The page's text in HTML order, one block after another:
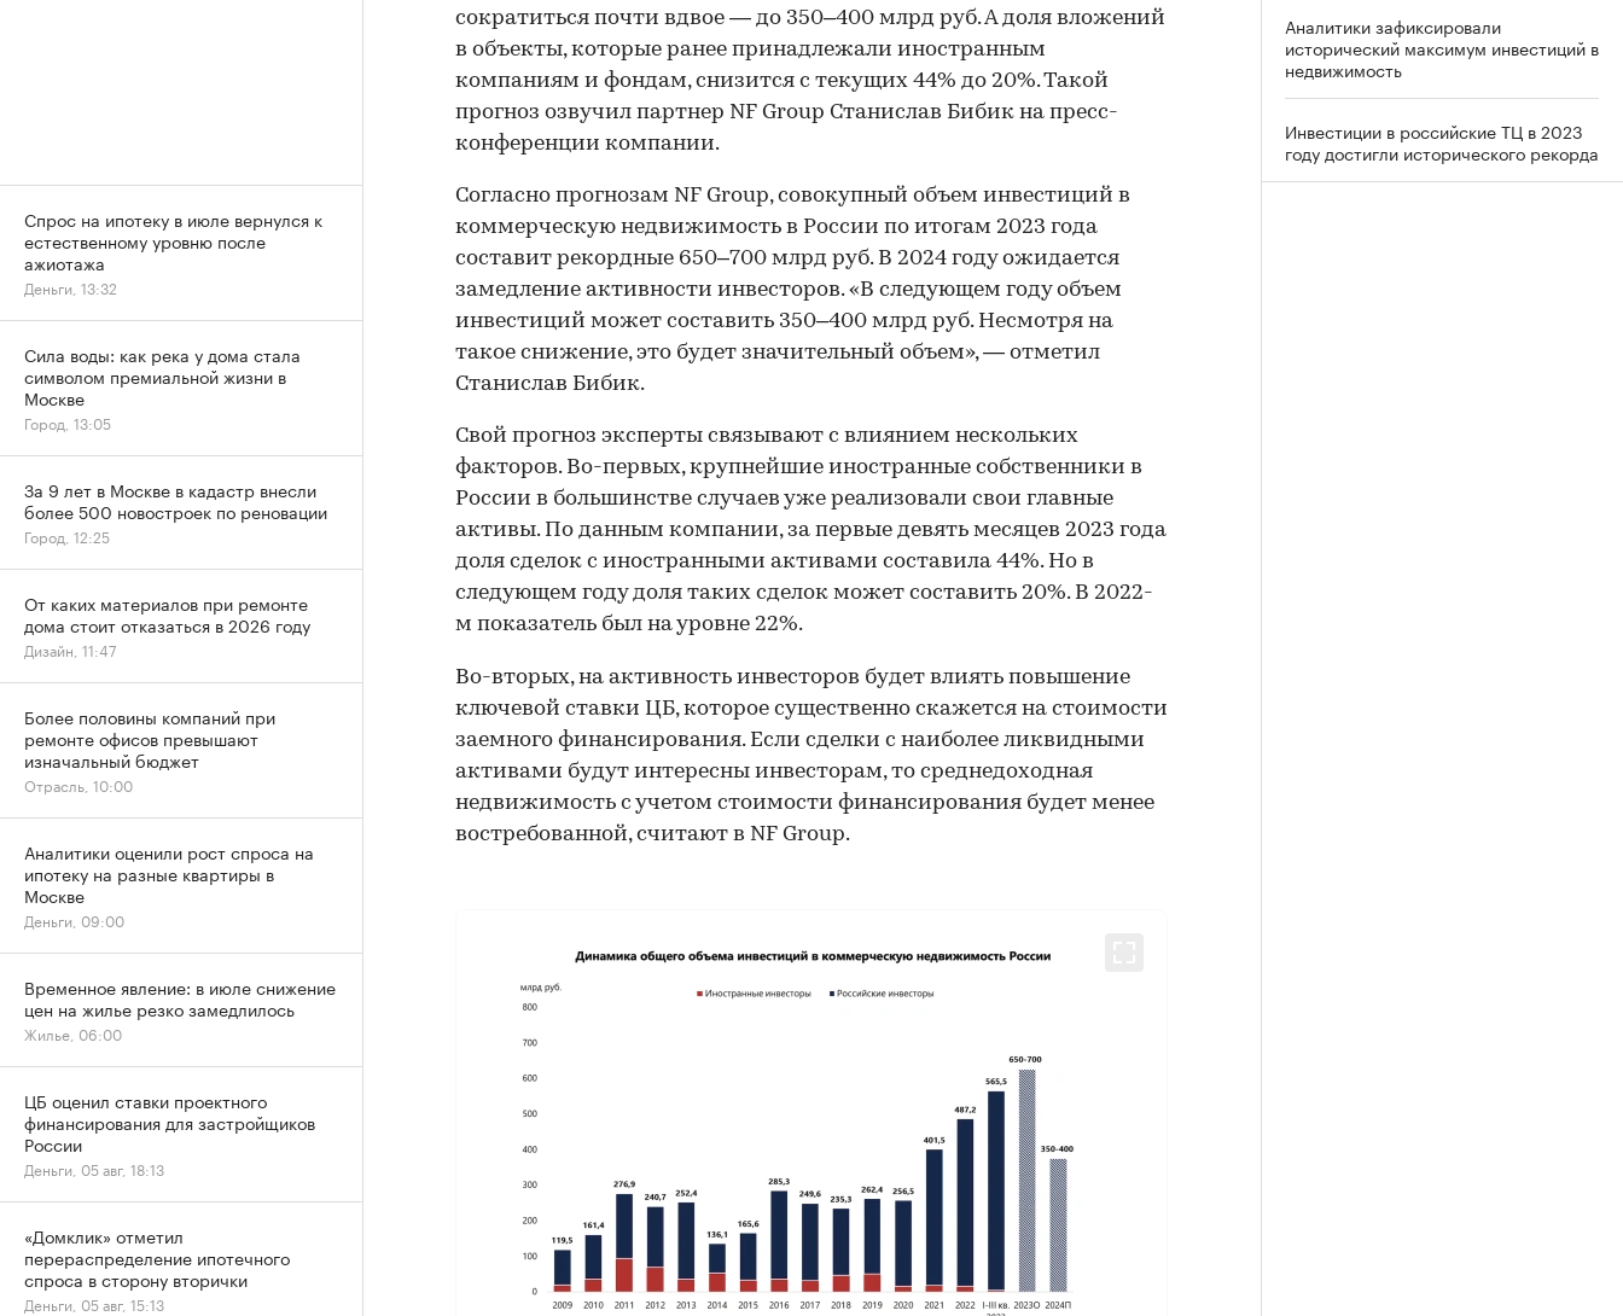
сократиться почти вдвое — до 350–400 млрд руб. А доля вложений
в объекты, которые ранее принадлежали иностранным
компаниям и фондам, снизится с текущих 44% до 20%. Такой
прогноз озвучил партнер NF Group Станислав Бибик на пресс-
конференции компании.
Согласно прогнозам NF Group, совокупный объем инвестиций в
коммерческую недвижимость в России по итогам 2023 года
составит рекордные 650–700 млрд руб. В 2024 году ожидается
замедление активности инвесторов. «В следующем году объем
инвестиций может составить 350–400 млрд руб. Несмотря на
такое снижение, это будет значительный объем», — отметил
Станислав Бибик.
Свой прогноз эксперты связывают с влиянием нескольких
факторов. Во-первых, крупнейшие иностранные собственники в
России в большинстве случаев уже реализовали свои главные
активы. По данным компании, за первые девять месяцев 2023 года
доля сделок с иностранными активами составила 44%. Но в
следующем году доля таких сделок может составить 20%. В 2022-
м показатель был на уровне 22%.
Во-вторых, на активность инвесторов будет влиять повышение
ключевой ставки ЦБ, которое существенно скажется на стоимости
заемного финансирования. Если сделки с наиболее ликвидными
активами будут интересны инвесторам, то среднедоходная
недвижимость с учетом стоимости финансирования будет менее
востребованной, считают в NF Group.
Аналитики зафиксировали
исторический максимум инвестиций в
недвижимость
Инвестиции в российские ТЦ в 2023
году достигли исторического рекорда
Спрос на ипотеку в июле вернулся к
естественному уровню после
ажиотажа
Деньги, 13:32
Сила воды: как река у дома стала
символом премиальной жизни в
Москве
Город, 13:05
За 9 лет в Москве в кадастр внесли
более 500 новостроек по реновации
Город, 12:25
От каких материалов при ремонте
дома стоит отказаться в 2026 году
Дизайн, 11:47
Более половины компаний при
ремонте офисов превышают
изначальный бюджет
Отрасль, 10:00
Аналитики оценили рост спроса на
ипотеку на разные квартиры в
Москве
Деньги, 09:00
Временное явление: в июле снижение
цен на жилье резко замедлилось
Жилье, 06:00
ЦБ оценил ставки проектного
финансирования для застройщиков
России
Деньги, 05 авг, 18:13
«Домклик» отметил
перераспределение ипотечного
спроса в сторону вторички
Деньги, 05 авг, 15:13